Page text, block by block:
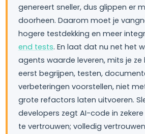
genereert sneller, dus glippen er
doorheen. Daarom moet je
hogere testdekking en meer
end tests. En laat dat nu net het
agents waarde leveren, mits je ze
eerst begrijpen, testen,
verbeteringen voorstellen, niet
grote refactors laten uitvoeren.
developers zegt AI-code in
te vertrouwen; volledig